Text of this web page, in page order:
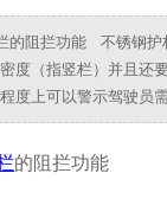
的阻拦功能 不锈钢护
度（指竖栏）并且
度上可以警示驾驶员
的阻拦功能